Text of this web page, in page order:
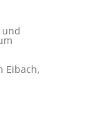
und
Eibach,